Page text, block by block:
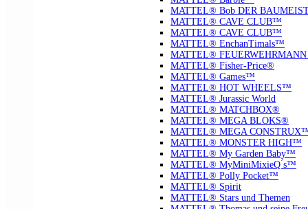
MATTEL® Bob DER
MATTEL® CAVE CLUB™
MATTEL® CAVE CLUB™
MATTEL® EnchanTimals™
MATTEL®
MATTEL® Fisher-Price®
MATTEL® Games™
MATTEL® HOT WHEELS™
MATTEL® Jurassic World
MATTEL® MATCHBOX®
MATTEL® MEGA BLOKS®
MATTEL® MEGA
MATTEL® MONSTER HIGH™
MATTEL® My Garden Baby™
MATTEL® MyMiniMixieQ ́s™
MATTEL® Polly Pocket™
MATTEL® Spirit
MATTEL® Stars und Themen